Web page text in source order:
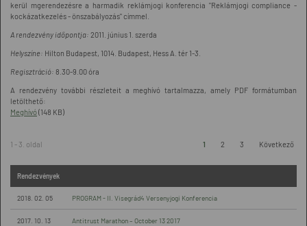
kerül mgerendezésre a harmadik reklámjogi konferencia "Reklámjogi compliance -
kockázatkezelés - önszabályozás" címmel.
A rendezvény időpontja: 2011. június 1. szerda
Helyszíne: Hilton Budapest, 1014. Budapest, Hess A. tér 1-3.
Regisztráció: 8.30-9.00 óra
A rendezvény további részleteit a meghívó tartalmazza, amely PDF formátumban
letölthető:
Meghívó(148 KB)
1 - 3. oldal 1 2 3 Következő
Rendezvények
2018. 02. 05 PROGRAM - II. Visegrád4 Versenyjogi Konferencia
2017. 10. 13 Antitrust Marathon – October 13 2017